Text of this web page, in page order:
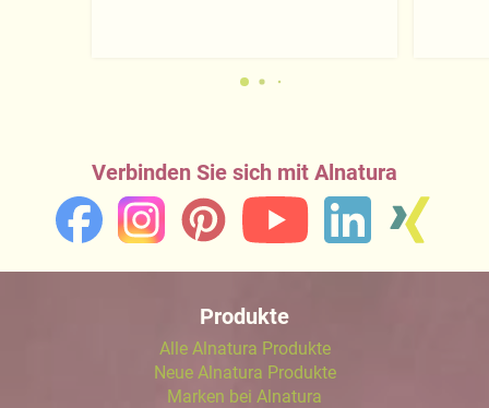
Verbinden Sie sich mit Alnatura
Produkte
Alle Alnatura Produkte
Neue Alnatura Produkte
Marken bei Alnatura